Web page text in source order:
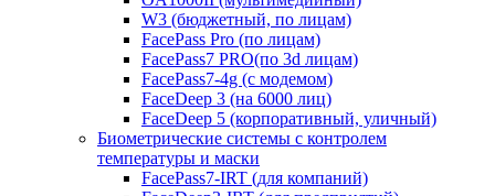
W3 (бюджетный, по лицам)
FacePass Pro (по лицам)
FacePass7 PRO(по 3d лицам)
FacePass7-4g (с модемом)
FaceDeep 3 (на 6000 лиц)
FaceDeep 5 (корпоративный, уличный)
Биометрические системы с контролем
температуры и маски
FacePass7-IRT (для компаний)